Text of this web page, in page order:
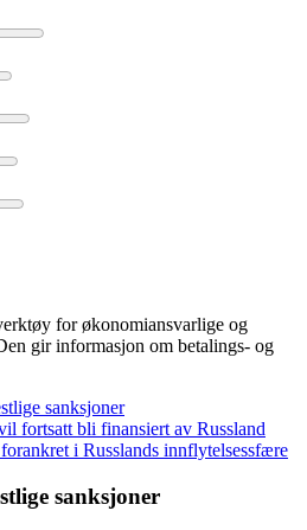
for økonomiansvarlige og
gir informasjon om betalings- og
sanksjoner
fortsatt bli finansiert av Russland
i Russlands innflytelsessfære
sanksjoner